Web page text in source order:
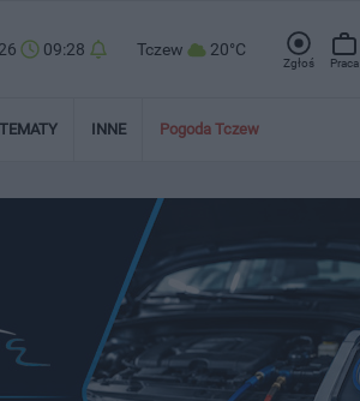
09:28 Tczew 20°C
Zgłoś Praca
TEMATY INNE Pogoda Tczew